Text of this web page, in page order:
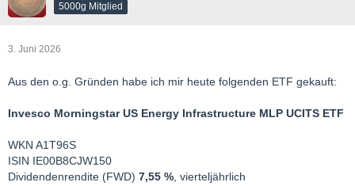
5000g Mitglied
3. Juni 2026
Aus den o.g. Gründen habe ich mir heute folgenden ETF gekauft:
Invesco Morningstar US Energy Infrastructure MLP UCITS ETF
WKN A1T96S
ISIN IE00B8CJW150
Dividendenrendite (FWD) 7,55 %, vierteljährlich